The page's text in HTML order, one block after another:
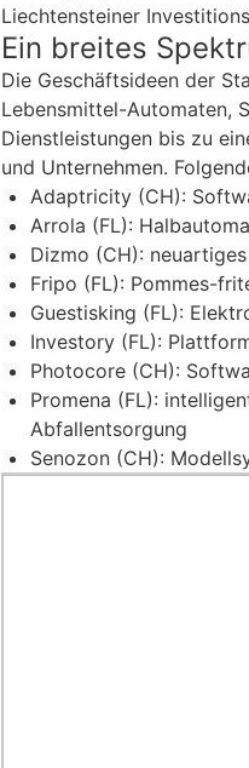
Liechtensteiner
Ein breites
Die Geschäftsideen der
Lebensmittel-Automaten,
Dienstleistungen bis zu
und Unternehmen.
Adaptricity (CH):
Arrola (FL):
Dizmo (CH):
Fripo (FL): Pommes-
Guestisking (FL):
Investory (FL):
Photocore (CH):
Promena (FL):
Abfallentsorgung
Senozon (CH):